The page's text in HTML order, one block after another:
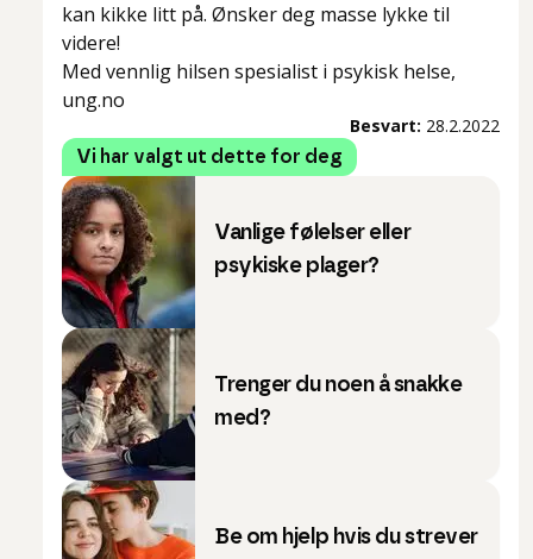
kan kikke litt på. Ønsker deg masse lykke til
videre!
Med vennlig hilsen spesialist i psykisk helse,
ung.no
Besvart: 28.2.2022
Vi har valgt ut dette for deg
Vanlige følelser eller
psykiske plager?
Trenger du noen å snakke
med?
Be om hjelp hvis du strever